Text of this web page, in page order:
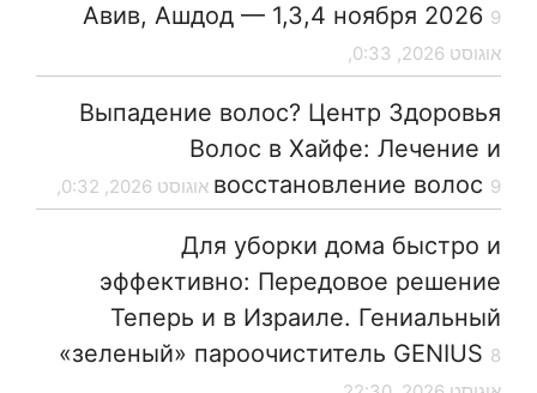
Авив, Ашдод — 1,3,4 ноября 2026 9
אוגוסט 2026, 0:33,
Выпадение волос? Центр Здоровья
Волос в Хайфе: Лечение и
восстановление волос 9 אוגוסט 2026, 0:32,
Для уборки дома быстро и
эффективно: Передовое решение
Теперь и в Израиле. Гениальный
«зеленый» пароочиститель GENIUS 8